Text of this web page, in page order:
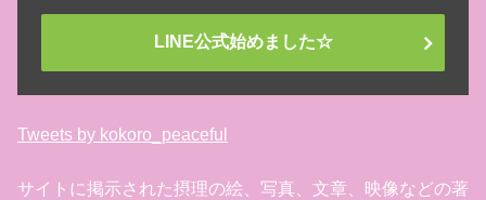
LINE公式始めました☆
Tweets by kokoro_peaceful
サイトに掲示された摂理の絵、写真、文章、映像などの著